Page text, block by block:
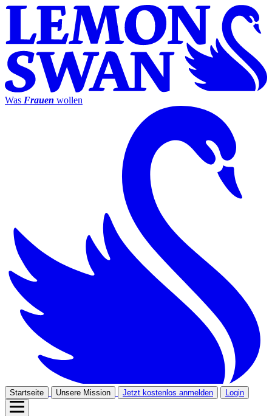
Was Frauen wollen
Startseite Unsere Mission Jetzt kostenlos anmelden Login